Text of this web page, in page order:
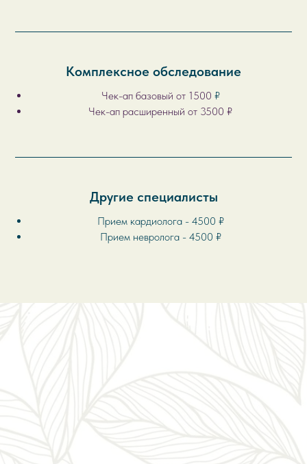
Комплексное обследование
Чек-ап базовый от 1500 ₽
Чек-ап расширенный от 3500 ₽
Другие специалисты
Прием кардиолога- 4500 ₽
Прием невролога - 4500 ₽